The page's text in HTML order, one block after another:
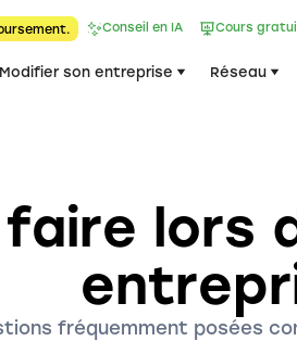
Conseil en IA Cours
Modifier son entreprise Réseau
lors
fréquemment posées